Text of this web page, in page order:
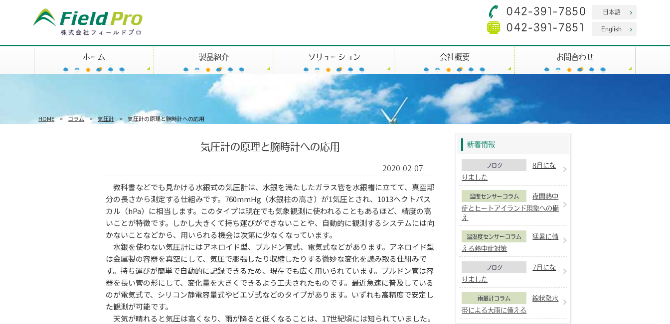
日本語
English
ホーム 製品紹介 ソリューション 会社概要 お問合わせ
HOME > コラム > 気圧計 > 気圧計の原理と腕時計への応用
気圧計の原理と腕時計への応用
2020-02-07
教科書などでも見かける水銀式の気圧計は、水銀を満たしたガラス管を水銀槽に立てて、真空部
分の長さから測定する仕組みです。760mmHg（水銀柱の高さ）が1気圧とされ、1013ヘクトパス
カル（hPa）に相当します。このタイプは現在でも気象観測に使われることもあるほど、精度の高
いことが特徴です。しかし大きくて持ち運びができないことや、自動的に観測するシステムには向
かないことなどから、用いられる機会は次第に少なくなっています。
水銀を使わない気圧計にはアネロイド型、ブルドン管式、電気式などがあります。アネロイド型
は金属製の容器を真空にして、気圧で膨張したり収縮したりする微妙な変化を読み取る仕組みで
す。持ち運びが簡単で自動的に記録できるため、現在でも広く用いられています。ブルドン管は容
器を長い管の形にして、変化量を大きくできるよう工夫されたものです。最近急速に普及している
のが電気式で、シリコン静電容量式やピエゾ式などのタイプがあります。いずれも高精度で安定し
た観測が可能です。
天気が晴れると気圧は高くなり、雨が降ると低くなることは、17世紀頃には知られていました。
新着情報
ブログ
8月にな
りました
温度センサーコラム
夜間熱中
症とヒートアイランド現象への備
え
温湿度センサーコラム
猛暑に備
える熱中症対策
ブログ
7月にな
りました
雨量計コラム
線状降水
帯による大雨に備える